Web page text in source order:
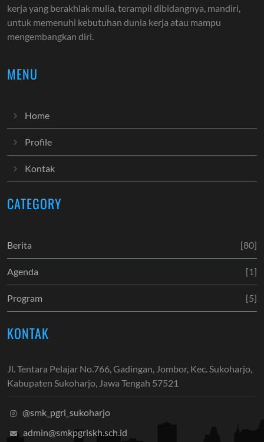
kerja yang berakhlak mulia, terampil dibidangnya, mandiri,
untuk memenuhi kebutuhan dunia kerja atau mampu
mengembangkan diri.
MENU
Home
Profile
Kontak
CATEGORY
Berita [80]
Agenda [1]
Program [5]
KONTAK
Jl. Tentara Pelajar No.766, Gadingan, Jombor, Kec. Sukoharjo,
Kabupaten Sukoharjo, Jawa Tengah 57521
@smk_pgri_sukoharjo
admin@smkpgriskh.sch.id